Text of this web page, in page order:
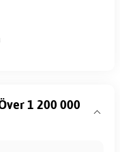
1 200 000